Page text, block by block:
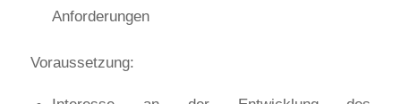
Anforderungen
Voraussetzung: